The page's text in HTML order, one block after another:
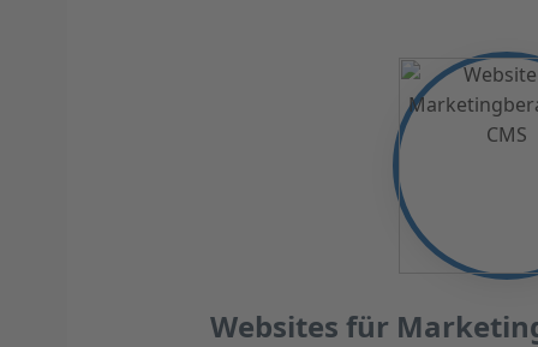
Websites für